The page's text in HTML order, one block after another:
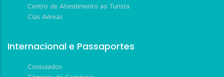
Centro de Atendimento ao Turista
Cias Aéreas
Internacional e Passaportes
Consulados